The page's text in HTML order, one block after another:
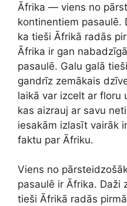
Āfrika — viens no
kontinentiem pasaulē.
ka tieši Āfrikā radās
Āfrika ir gan
pasaulē. Galu galā
gandrīz zemākais
laikā var izcelt ar floru
kas aizrauj ar savu
iesakām izlasīt vairāk
faktu par Āfriku.
Viens no
pasaulē ir Āfrika. Daži
tieši Āfrikā radās